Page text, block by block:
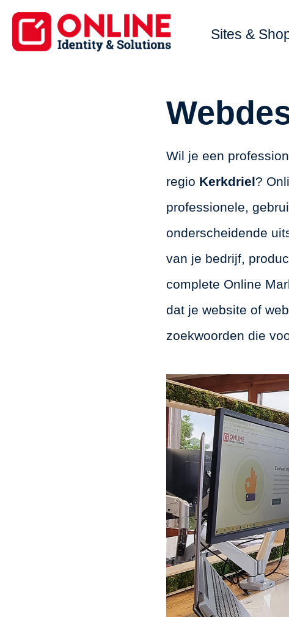
Sites &
Wil je een
regio Kerkdriel?
professionele,
onderscheidende
van je bedrijf,
complete Online
dat je website of
zoekwoorden die